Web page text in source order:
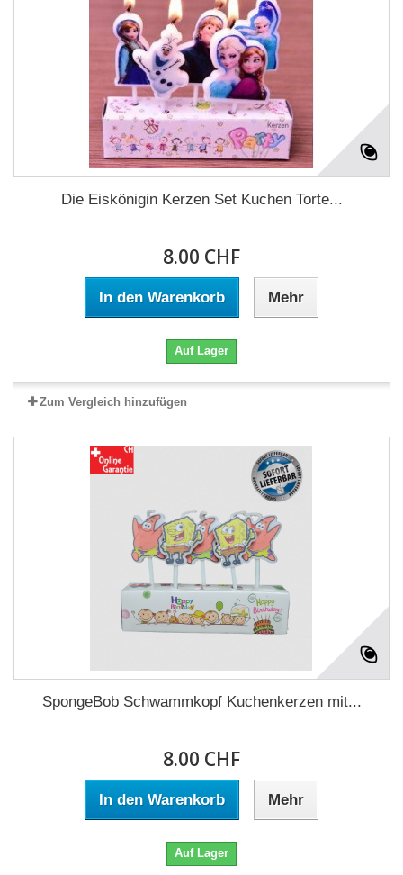
Die Eiskönigin Kerzen Set Kuchen Torte...
8.00 CHF
In den Warenkorb Mehr
Auf Lager
Zum Vergleich hinzufügen
SpongeBob Schwammkopf Kuchenkerzen mit...
8.00 CHF
In den Warenkorb Mehr
Auf Lager